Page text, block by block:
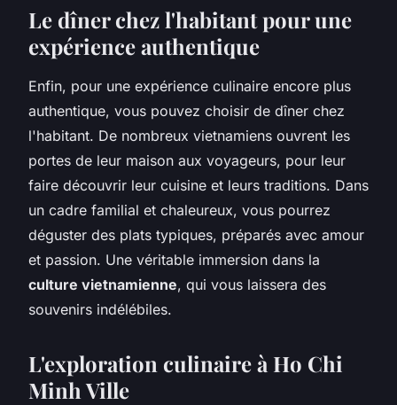
Le dîner chez l'habitant pour une
expérience authentique
Enfin, pour une expérience culinaire encore plus
authentique, vous pouvez choisir de dîner chez
l'habitant. De nombreux vietnamiens ouvrent les
portes de leur maison aux voyageurs, pour leur
faire découvrir leur cuisine et leurs traditions. Dans
un cadre familial et chaleureux, vous pourrez
déguster des plats typiques, préparés avec amour
et passion. Une véritable immersion dans la
culture vietnamienne, qui vous laissera des
souvenirs indélébiles.
L'exploration culinaire à Ho Chi
Minh Ville